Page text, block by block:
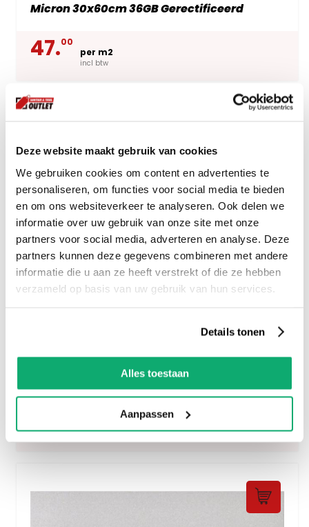
Deze website maakt gebruik van cookies
We gebruiken cookies om content en advertenties te
personaliseren, om functies voor social media te bieden
en om ons websiteverkeer te analyseren. Ook delen we
informatie over uw gebruik van onze site met onze
partners voor social media, adverteren en analyse. Deze
partners kunnen deze gegevens combineren met andere
informatie die u aan ze heeft verstrekt of die ze hebben
verzameld op basis van uw gebruik van hun services.
Details tonen
Alles toestaan
Aanpassen
Micron 30x60cm 36GB Gerectificeerd
47.00
per m2
incl btw
Granito Evo Tucson 60x60
incl btw